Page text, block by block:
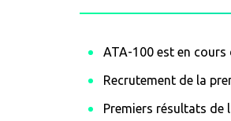
ATA-100 est en cours
Recrutement de la
Premiers résultats de